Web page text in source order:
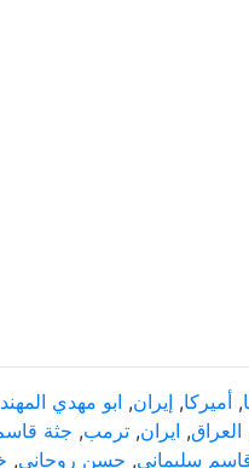
, أميركا, إيران, ابو مهدي
العراق, ايران, ترمب, جثة
سليماني, حسن روحاني,